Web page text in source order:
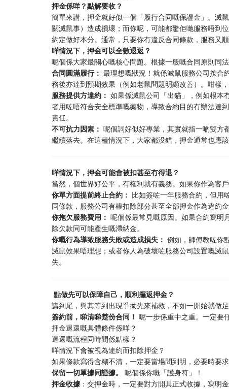
押金係咩？點解要收？
簡單來講，押金就好似一個「履行合同嘅保證金」。滅
關滅鼠事）造成損壞；而你呢，可能都驚佢哋服務唔到
約定做好本分。通常，只要你冇違反合同條款，服務又
咩情況下，押金可以全數退返？
呢個係大家最關心嘅核心問題。根據一般嘅合同原則同
合同圓滿履行： 最理想嘅狀況！就係滅鼠服務公司按合
務後亦達到預期效果（例如老鼠問題明顯改善）。咁樣
服務提供方違約： 如果係滅鼠公司「出貓」，例如根本
者用咗唔符合安全標準嘅藥物，導致合約目的冇辦法達
責任。
不可抗力因素： 呢個詞好似好專業，其實就指一啲雙方
繼續落去。在這種情況下，大家都没錯，押金通常也應該
咩情況下，押金可能會被扣甚至冇得退？
當然，個世界好公平，有權利就有義務。如果你作為客
你單方面提前終止合約： 比如簽咗一年服務合約，但用
同條款，服務公司有權扣除部分甚至全部押金作為違約金
你拖欠服務費用： 呢個係最常見嘅原因。如果合約寫明
除欠款同可能產生嘅滯納金。
你嘅行為導致服務失敗或造成損失： 例如，師傅教咗你
滅鼠效果唔理想；或者你人為破壞咗服務公司設置嘅滅
失。
️ 點做先可以保障自己，順利攞返押金？
講到尾，與其等到出現爭拗先來補救，不如一開始就做
簽約前，睇清睇楚份合同！ 呢一步係重中之重。一定要
押金退還嘅具體條件係咩？
退還嘅流程同時間係點樣？
咩情況下會被視為違約而扣除押金？
如果條款寫得含糊不清，一定要當場問到明，必要時要
保留一切單據同證據。
呢個係你嘅「護身符」！
押金收據 ：交押金時，一定要對方開具正式收據，寫明